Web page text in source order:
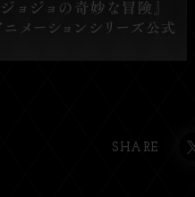
SHARE